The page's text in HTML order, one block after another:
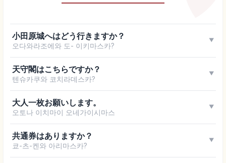
小田原城へはどう行きますか？
오다와라조에와 도- 이키마스카?
▼
天守閣はこちらですか？
텐슈카쿠와 코치라데스카?
▼
大人一枚お願いします。
오토나 이치마이 오네가이시마스
▼
共通券はありますか？
쿄-츠-켄와 아리마스카?
▼